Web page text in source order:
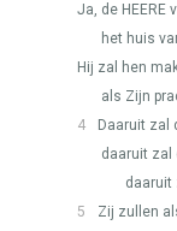
Ja, de HEERE
het huis
Hij zal hen
als Zijn
4
Daaruit zal
daaruit zal
daaruit
5
Zij zullen